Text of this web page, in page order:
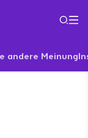
andere Meinung